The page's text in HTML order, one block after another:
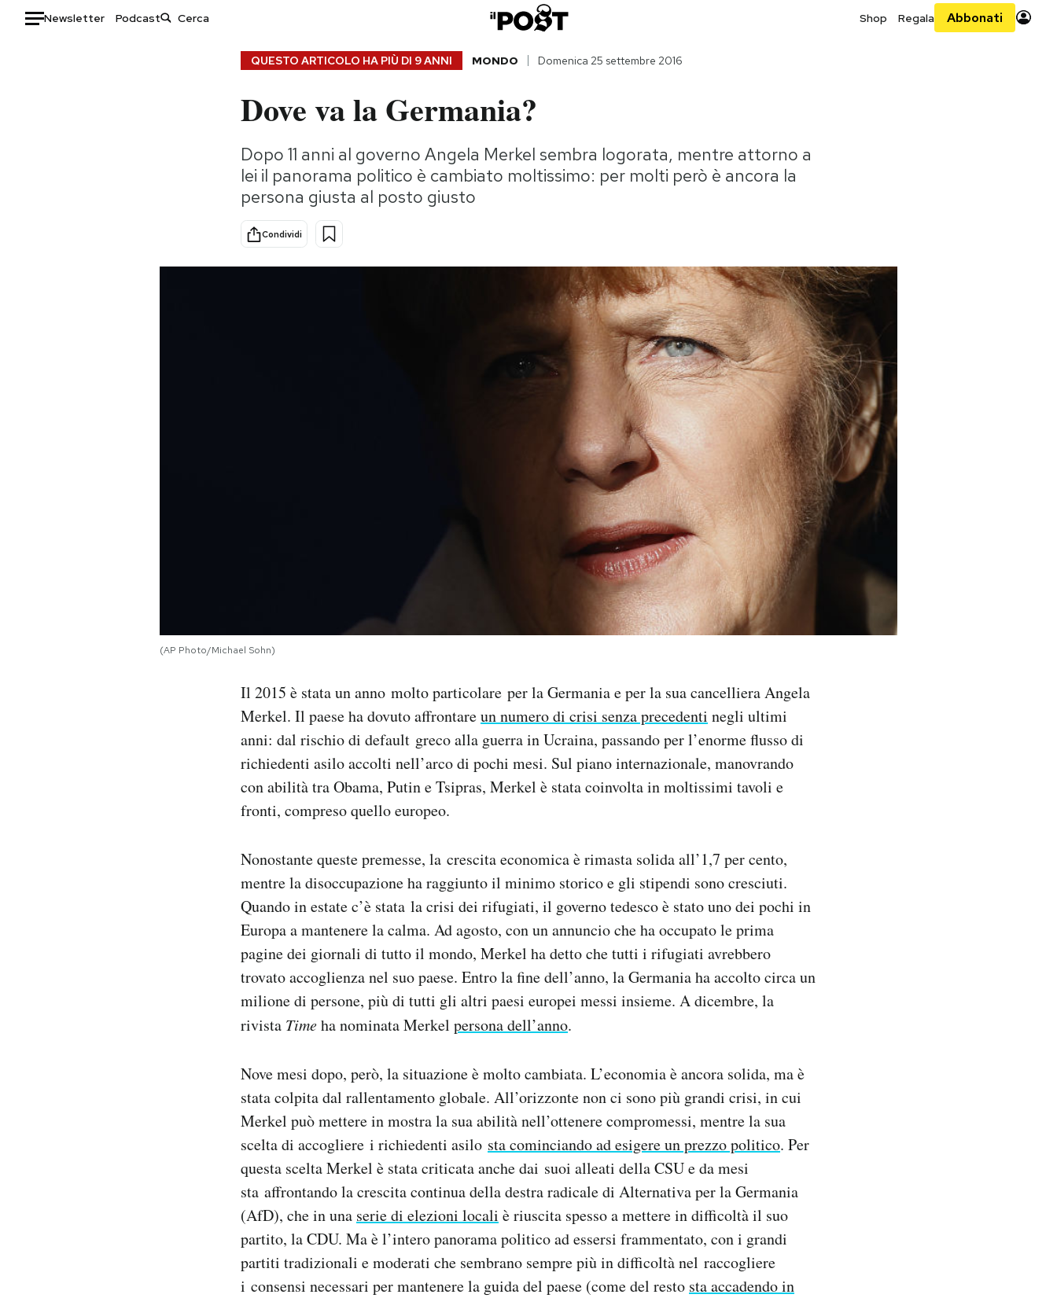
Newsletter Podcast Shop Regala Abbonati
Consumismi
Storie/Idee
Ok Boomer!
Europa
QUESTO ARTICOLO HA PIÙ DI 9 ANNI MONDO Domenica 25 settembre 2016
Dove va la Germania?
Dopo 11 anni al governo Angela Merkel sembra logorata, mentre attorno a
lei il panorama politico è cambiato moltissimo: per molti però è ancora la
persona giusta al posto giusto
Condividi
(AP Photo/Michael Sohn)
Il 2015 è stata un anno molto particolare per la Germania e per la sua cancelliera Angela
Merkel. Il paese ha dovuto affrontareun numero di crisi senza precedenti negli ultimi
anni: dal rischio di default greco alla guerra in Ucraina, passando per l’enorme flusso di
richiedenti asilo accolti nell’arco di pochi mesi. Sul piano internazionale, manovrando
con abilità tra Obama, Putin e Tsipras, Merkel è stata coinvolta in moltissimi tavoli e
fronti, compreso quello europeo.
Nonostante queste premesse, la crescita economica è rimasta solida all’1,7 per cento,
mentre la disoccupazione ha raggiunto il minimo storico e gli stipendi sono cresciuti.
Quando in estate c’è stata la crisi dei rifugiati, il governo tedesco è stato uno dei pochi in
Europa a mantenere la calma. Ad agosto, con un annuncio che ha occupato le prima
pagine dei giornali di tutto il mondo, Merkel ha detto che tutti i rifugiati avrebbero
trovato accoglienza nel suo paese. Entro la fine dell’anno, la Germania ha accolto circa un
milione di persone, più di tutti gli altri paesi europei messi insieme. A dicembre, la
rivista Timeha nominata Merkel persona dell’anno.
Nove mesi dopo, però, la situazione è molto cambiata. L’economia è ancora solida, ma è
stata colpita dal rallentamento globale. All’orizzonte non ci sono più grandi crisi, in cui
Merkel può mettere in mostra la sua abilità nell’ottenere compromessi, mentre la sua
scelta di accogliere i richiedenti asilo sta cominciando ad esigere un prezzo politico. Per
questa scelta Merkel è stata criticata anche dai suoi alleati della CSU e da mesi
sta affrontando la crescita continua della destra radicale di Alternativa per la Germania
(AfD), che in una serie di elezioni locali è riuscita spesso a mettere in difficoltà il suo
partito, la CDU. Ma è l’intero panorama politico ad essersi frammentato, con i grandi
partiti tradizionali e moderati che sembrano sempre più in difficoltà nel raccogliere
i consensi necessari per mantenere la guida del paese (come del resto sta accadendo in